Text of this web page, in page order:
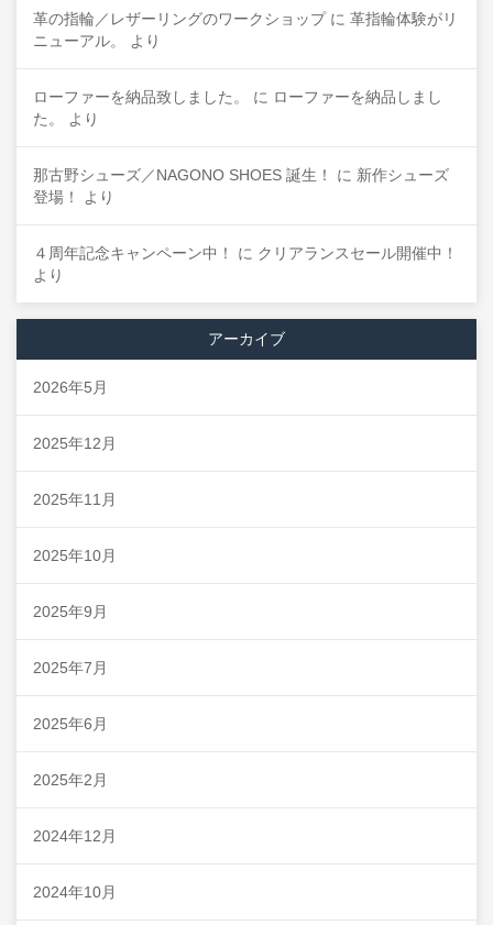
革の指輪／レザーリングのワークショップに 革指輪体験がリ
ニューアル。
より
ローファーを納品致しました。 に ローファーを納品しまし
た。
より
那古野シューズ／NAGONO SHOES 誕生！ に 新作シューズ
登場！
より
４周年記念キャンペーン中！ に クリアランスセール開催中！
より
アーカイブ
2026年5月
2025年12月
2025年11月
2025年10月
2025年9月
2025年7月
2025年6月
2025年2月
2024年12月
2024年10月